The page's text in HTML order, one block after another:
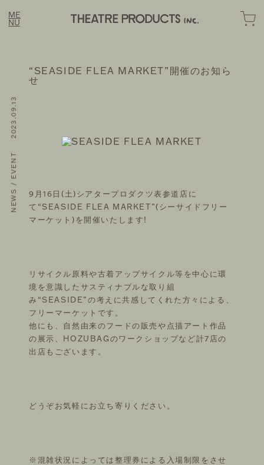
ME
NU
MAGAZINE
FOLLOW US ON
ZOZOTOWN
NEWS / EVENT 2023.09.13
“SEASIDE FLEA MARKET”開催のお知ら
せ
9月16日(土)シアタープロダクツ表参道店に
て“SEASIDE FLEA MARKET”(シーサイドフリー
マーケット)を開催いたします!
リサイクル原料や古着アップサイクル等を中心に環
境を意識したサスティナブルな取り組
み“SEASIDE”の考えに共感してくれた方々による、
フリーマーケットです。
他にも、自然由来のフードの販売や点描アート作品
の展示、HOZUBAGのワークショップなど計7店の
出店もございます。
どうぞお気軽にお立ち寄りください。
※混雑状況によっては整理券による入場制限をさせ